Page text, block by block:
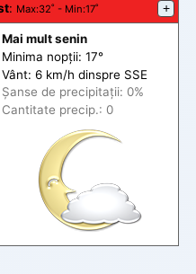
: Max:32˚ - Min:17˚ +
Mai mult senin
Minima nopții: 17°
Vânt: 6 km/h dinspre SSE
Șanse de precipitații: 0%
Cantitate precip.: 0